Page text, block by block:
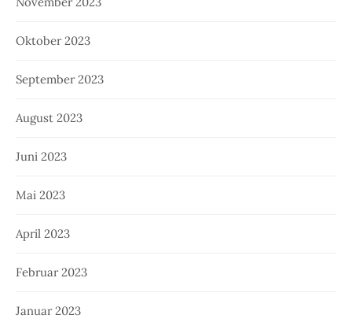
Oktober 2023
September 2023
August 2023
Juni 2023
Mai 2023
April 2023
Februar 2023
Januar 2023